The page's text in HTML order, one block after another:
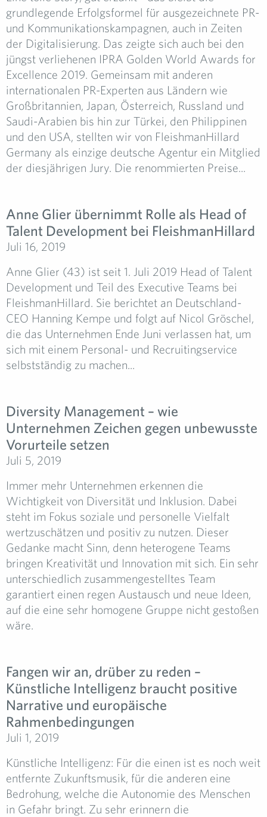
grundlegende Erfolgsformel für ausgezeichnete PR-
und Kommunikationskampagnen, auch in Zeiten
der Digitalisierung. Das zeigte sich auch bei den
jüngst verliehenen IPRA Golden World Awards for
Excellence 2019. Gemeinsam mit anderen
internationalen PR-Experten aus Ländern wie
Großbritannien, Japan, Österreich, Russland und
Saudi-Arabien bis hin zur Türkei, den Philippinen
und den USA, stellten wir von FleishmanHillard
Germany als einzige deutsche Agentur ein Mitglied
der diesjährigen Jury. Die renommierten Preise...
Anne Glier übernimmt Rolle als Head of
Talent Development bei FleishmanHillard
Juli 16, 2019
Anne Glier (43) ist seit 1. Juli 2019 Head of Talent
Development und Teil des Executive Teams bei
FleishmanHillard. Sie berichtet an Deutschland-
CEO Hanning Kempe und folgt auf Nicol Gröschel,
die das Unternehmen Ende Juni verlassen hat, um
sich mit einem Personal- und Recruitingservice
selbstständig zu machen...
Diversity Management – wie
Unternehmen Zeichen gegen unbewusste
Vorurteile setzen
Juli 5, 2019
Immer mehr Unternehmen erkennen die
Wichtigkeit von Diversität und Inklusion. Dabei
steht im Fokus soziale und personelle Vielfalt
wertzuschätzen und positiv zu nutzen. Dieser
Gedanke macht Sinn, denn heterogene Teams
bringen Kreativität und Innovation mit sich. Ein sehr
unterschiedlich zusammengestelltes Team
garantiert einen regen Austausch und neue Ideen,
auf die eine sehr homogene Gruppe nicht gestoßen
wäre.
Fangen wir an, drüber zu reden –
Künstliche Intelligenz braucht positive
Narrative und europäische
Rahmenbedingungen
Juli 1, 2019
Künstliche Intelligenz: Für die einen ist es noch weit
entfernte Zukunftsmusik, für die anderen eine
Bedrohung, welche die Autonomie des Menschen
in Gefahr bringt. Zu sehr erinnern die